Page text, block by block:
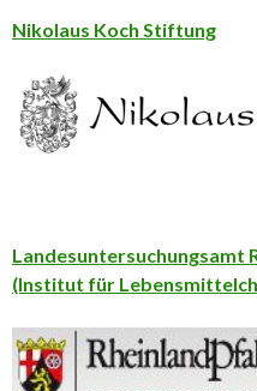
Nikolaus Koch Stiftung
Landesuntersuchungsamt
(Institut für